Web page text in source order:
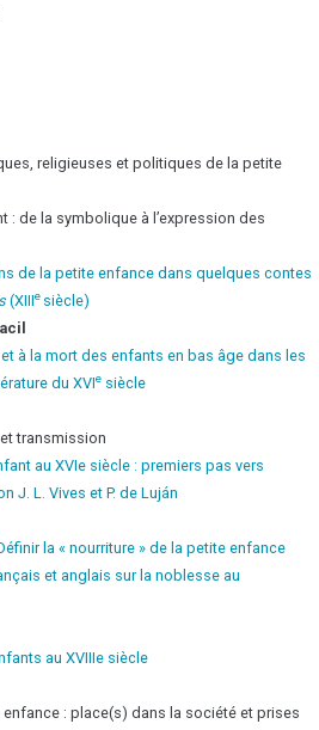
religieuses et politiques de la petite
: de la symbolique à l’expression des
de la petite enfance dans quelques contes
(XIIIe siècle)
à la mort des enfants en bas âge dans les
du XVIesiècle
transmission
au XVIe siècle : premiers pas vers
J. L. Vives et P. de Luján
la « nourriture » de la petite enfance
et anglais sur la noblesse au
au XVIIIe siècle
: place(s) dans la société et prises